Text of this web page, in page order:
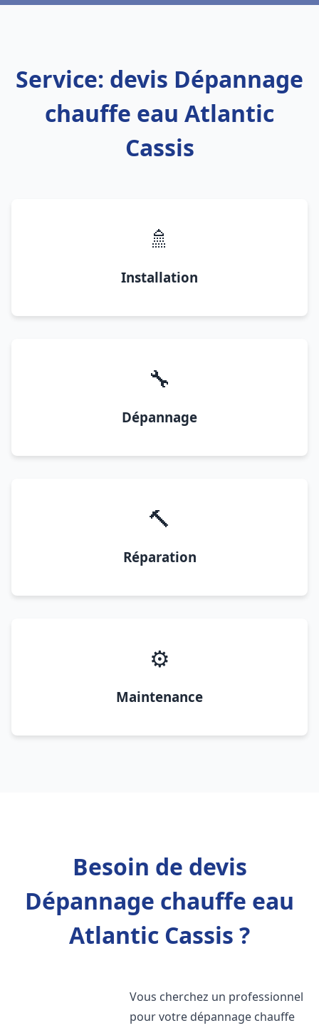
Service: devis Dépannage
chauffe eau Atlantic
Cassis
🚿
Installation
🔧
Dépannage
🔨
Réparation
⚙️
Maintenance
Besoin de devis
Dépannage chauffe eau
Atlantic Cassis ?
Vous cherchez un professionnel
pour votre dépannage chauffe